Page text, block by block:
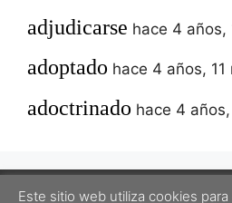
adjudicarse hace 4 años,
adoptado hace 4 años, 11
adoctrinado hace 4
Este sitio web utiliza cookies